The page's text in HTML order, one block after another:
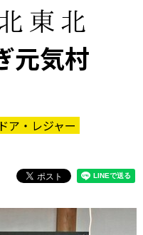
元気村
ア・レジャー